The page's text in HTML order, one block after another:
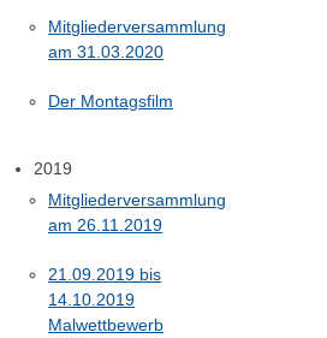
Mitgliederversammlung
am 31.03.2020
Der Montagsfilm
2019
Mitgliederversammlung
am 26.11.2019
21.09.2019 bis
14.10.2019
Malwettbewerb